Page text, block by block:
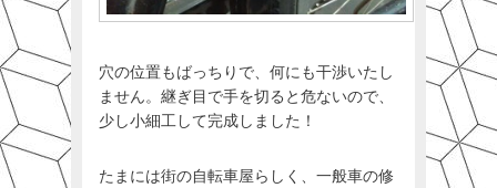
穴の位置もばっちりで、何にも干渉いたし
ません。継ぎ目で手を切ると危ないので、
少し小細工して完成しました！
たまには街の自転車屋らしく、一般車の修